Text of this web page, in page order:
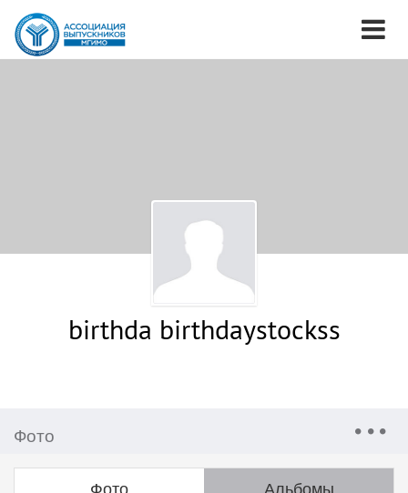
birthda birthdaystockss
Фото